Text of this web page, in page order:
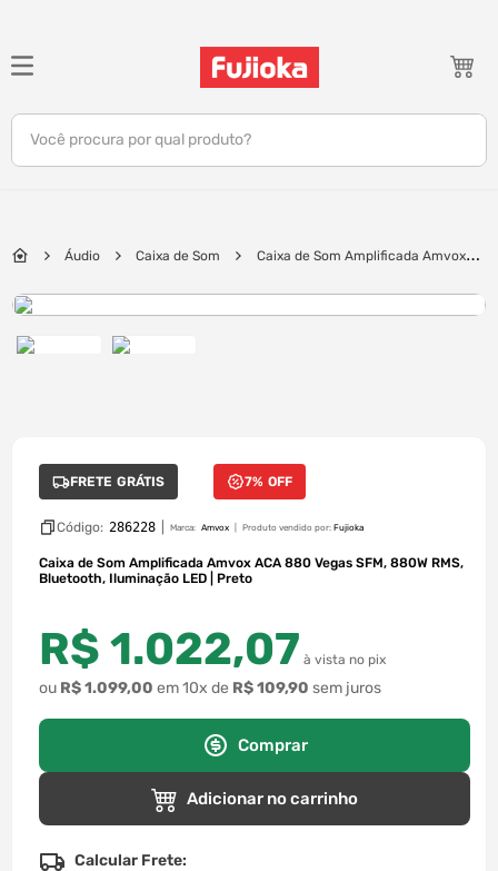
Você procura por qual produto?
Áudio Caixa de Som
Caixa de Som Amplificada Amvox
FRETE GRÁTIS 7% OFF
Código: 286228 Marca: Amvox Produto vendido por: Fujioka
Caixa de Som Amplificada Amvox ACA 880 Vegas SFM, 880W RMS,
Bluetooth, Iluminação LED | Preto
R$ 1.022,07 à vista no pix
ou R$1.099,00 em10x de R$109,90 sem juros
Comprar
Adicionar no carrinho
Calcular Frete:
TERMOS MAIS BUSCADOS
1º
notebook
º
tablet
10º fone